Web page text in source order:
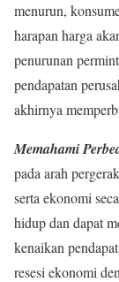
menurun,
harapan harga
penurunan
pendapatan
akhirnya
Memahami
pada arah
serta ekonomi
hidup dan dapat
kenaikan
resesi ekonomi